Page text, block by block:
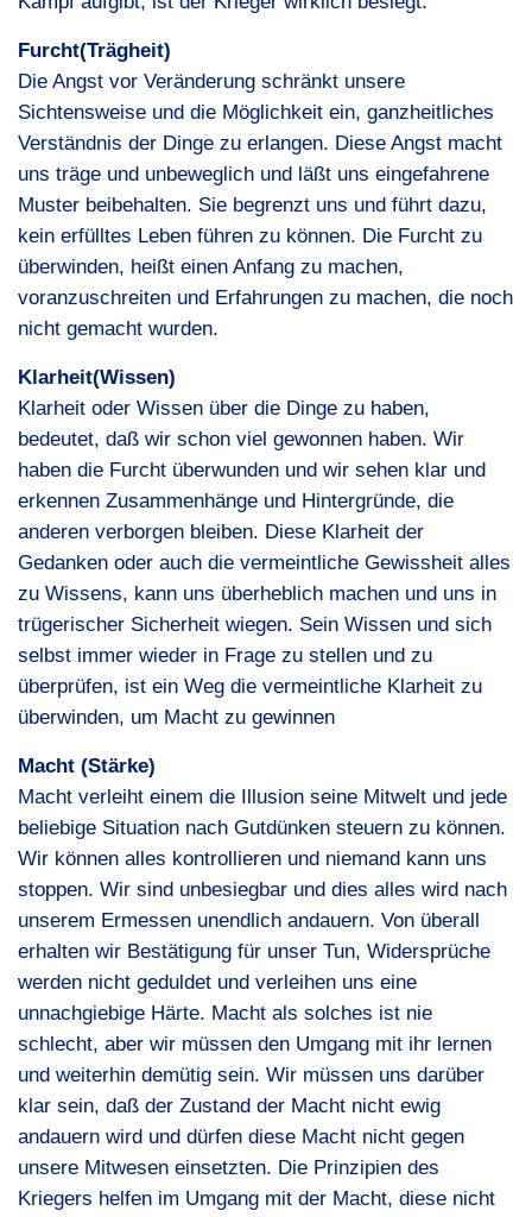
Furcht(Trägheit)
Die Angst vor Veränderung schränkt unsere
Sichtensweise und die Möglichkeit ein, ganzheitliches
Verständnis der Dinge zu erlangen. Diese Angst macht
uns träge und unbeweglich und läßt uns eingefahrene
Muster beibehalten. Sie begrenzt uns und führt dazu,
kein erfülltes Leben führen zu können. Die Furcht zu
überwinden, heißt einen Anfang zu machen,
voranzuschreiten und Erfahrungen zu machen, die noch
nicht gemacht wurden.
Klarheit(Wissen)
Klarheit oder Wissen über die Dinge zu haben,
bedeutet, daß wir schon viel gewonnen haben. Wir
haben die Furcht überwunden und wir sehen klar und
erkennen Zusammenhänge und Hintergründe, die
anderen verborgen bleiben. Diese Klarheit der
Gedanken oder auch die vermeintliche Gewissheit alles
zu Wissens, kann uns überheblich machen und uns in
trügerischer Sicherheit wiegen. Sein Wissen und sich
selbst immer wieder in Frage zu stellen und zu
überprüfen, ist ein Weg die vermeintliche Klarheit zu
überwinden, um Macht zu gewinnen
Macht (Stärke)
Macht verleiht einem die Illusion seine Mitwelt und jede
beliebige Situation nach Gutdünken steuern zu können.
Wir können alles kontrollieren und niemand kann uns
stoppen. Wir sind unbesiegbar und dies alles wird nach
unserem Ermessen unendlich andauern. Von überall
erhalten wir Bestätigung für unser Tun, Widersprüche
werden nicht geduldet und verleihen uns eine
unnachgiebige Härte. Macht als solches ist nie
schlecht, aber wir müssen den Umgang mit ihr lernen
und weiterhin demütig sein. Wir müssen uns darüber
klar sein, daß der Zustand der Macht nicht ewig
andauern wird und dürfen diese Macht nicht gegen
unsere Mitwesen einsetzten. Die Prinzipien des
Kriegers helfen im Umgang mit der Macht, diese nicht